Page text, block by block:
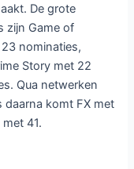
De grote
zijn Game of
nominaties,
Story met 22
Qua netwerken
daarna komt FX met
41.